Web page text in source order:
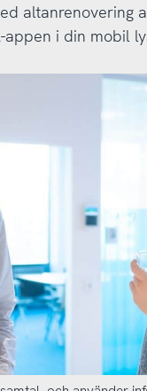
altanrenovering
i din mobil